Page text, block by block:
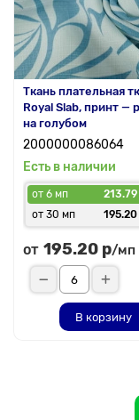
Ткань плательная
Royal Slab, принт —
на голубом
2000000086064
Есть в наличии
от 6 мп
от 30 мп
от 195.20 р/мп
В корзину